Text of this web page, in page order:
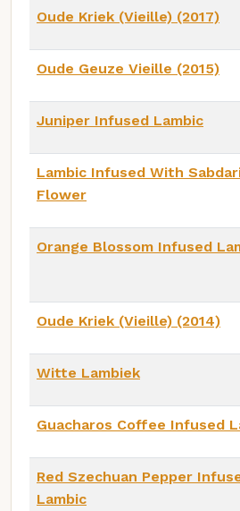
Oude Kriek (Vieille) (2017)
Oude Geuze Vieille (2015)
Juniper Infused Lambic
Lambic Infused With
Flower
Orange Blossom Infused
Oude Kriek (Vieille) (2014)
Witte Lambiek
Guacharos Coffee Infused
Red Szechuan Pepper
Lambic